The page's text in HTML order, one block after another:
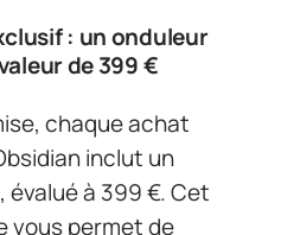
: un onduleur
de 399 €
chaque achat
inclut un
à 399 €. Cet
vous permet de